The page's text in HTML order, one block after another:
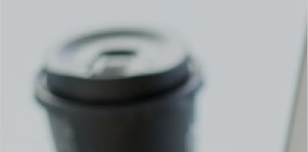
リフォーム会社
WEB集客支援